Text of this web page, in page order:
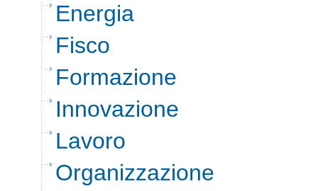
Energia
Fisco
Formazione
Innovazione
Lavoro
Organizzazione